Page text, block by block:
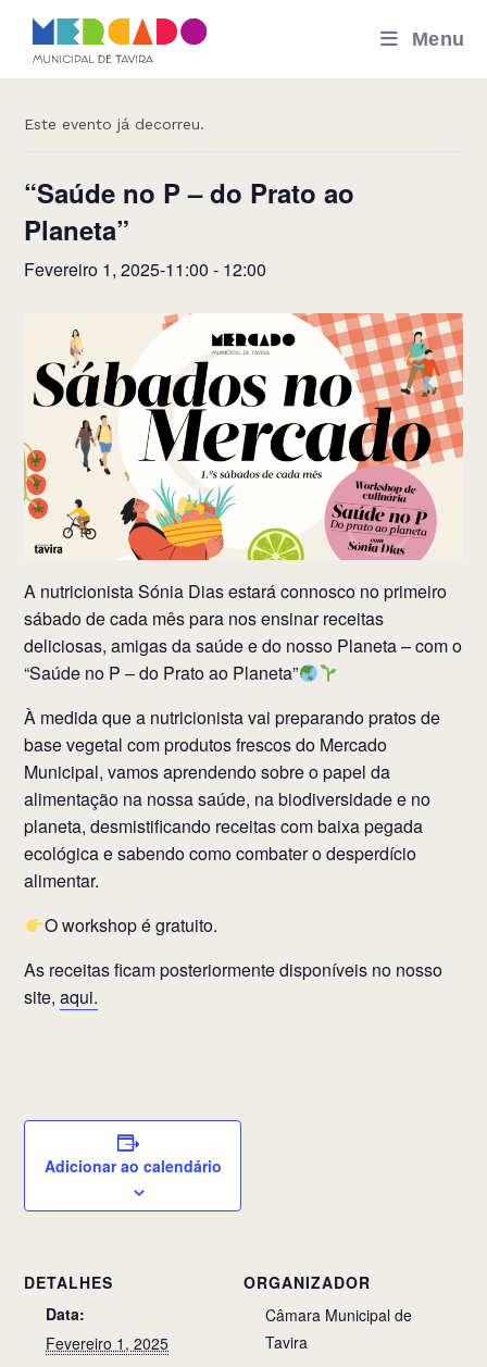
content
Menu
« Todos os Eventos
Este evento já decorreu.
“Saúde no P – do Prato ao
Planeta”
Fevereiro 1, 2025-11:00 - 12:00
A nutricionista Sónia Dias estará connosco no primeiro
sábado de cada mês para nos ensinar receitas
deliciosas, amigas da saúde e do nosso Planeta – com o
“Saúde no P – do Prato ao Planeta”
À medida que a nutricionista vai preparando pratos de
base vegetal com produtos frescos do Mercado
Municipal, vamos aprendendo sobre o papel da
alimentação na nossa saúde, na biodiversidade e no
planeta, desmistificando receitas com baixa pegada
ecológica e sabendo como combater o desperdício
alimentar.
O workshop é gratuito.
As receitas ficam posteriormente disponíveis no nosso
site,aqui.
Adicionar ao calendário
DETALHES
Data:
Fevereiro 1, 2025
ORGANIZADOR
Câmara Municipal de
Tavira